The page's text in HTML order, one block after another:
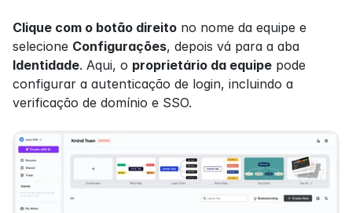
Clique com o botão direito no nome da equipe e
selecione Configurações
Identidade. Aqui, o proprietário da equipe pode
configurar a autenticação de login, incluindo a
verificação de domínio e SSO.